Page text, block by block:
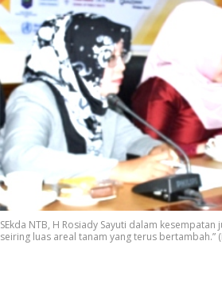
SEkda NTB, H Rosiady Sayuti dalam
seiring luas areal tanam yang terus bertambah.”